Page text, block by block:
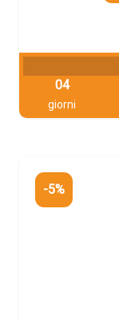
04
giorni
-5%